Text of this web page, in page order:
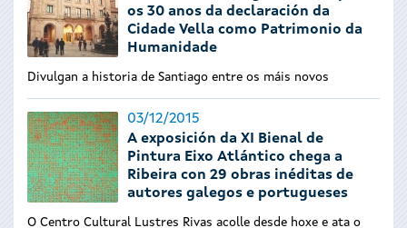
os 30 anos da declaración da
Cidade Vella como Patrimonio da
Humanidade
Divulgan a historia de Santiago entre os máis novos
03/12/2015
A exposición da XI Bienal de
Pintura Eixo Atlántico chega a
Ribeira con 29 obras inéditas de
autores galegos e portugueses
O Centro Cultural Lustres Rivas acolle desde hoxe e ata o